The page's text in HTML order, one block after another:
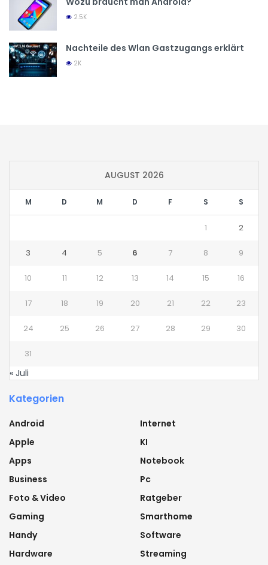
2.5K
Nachteile des Wlan Gastzugangs erklärt
2K
AUGUST 2026
M D M D F S S
1 2
3 4 5 6 7 8 9
10 11 12 13 14 15 16
17 18 19 20 21 22 23
24 25 26 27 28 29 30
31
« Juli
Kategorien
Android
Apple
Apps
Business
Foto & Video
Gaming
Handy
Hardware
Internet
KI
Notebook
Pc
Ratgeber
Smarthome
Software
Streaming